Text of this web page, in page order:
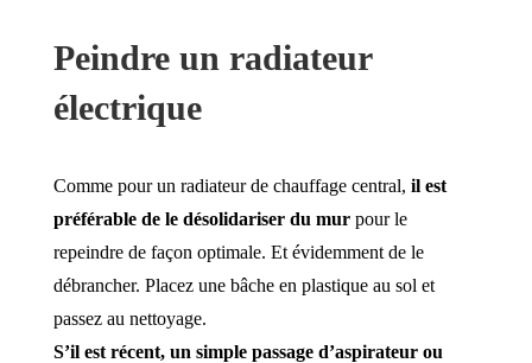
Peindre un radiateur
électrique
Comme pour un radiateur de chauffage central, il est
préférable de le désolidariser du murpour le
repeindre de façon optimale. Et évidemment de le
débrancher. Placez une bâche en plastique au sol et
passez au nettoyage.
S’il est récent, un simple passage d’aspirateur ou